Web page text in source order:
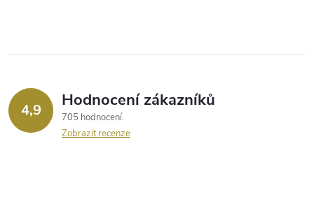
4,9 Hodnocení zákazníků
705 hodnocení
Zobrazit recenze